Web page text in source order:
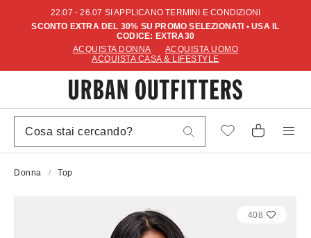
22.07 - 26.07 SI APPLICANO TERMINI E CONDIZIONI
SCONTO EXTRA DEL 30% SU PROMO SELEZIONATI • USA IL
CODICE: EXTRA30
ACQUISTA DONNA
ACQUISTA UOMO
ACQUISTA CASA & LIFESTYLE
Donna Top
408